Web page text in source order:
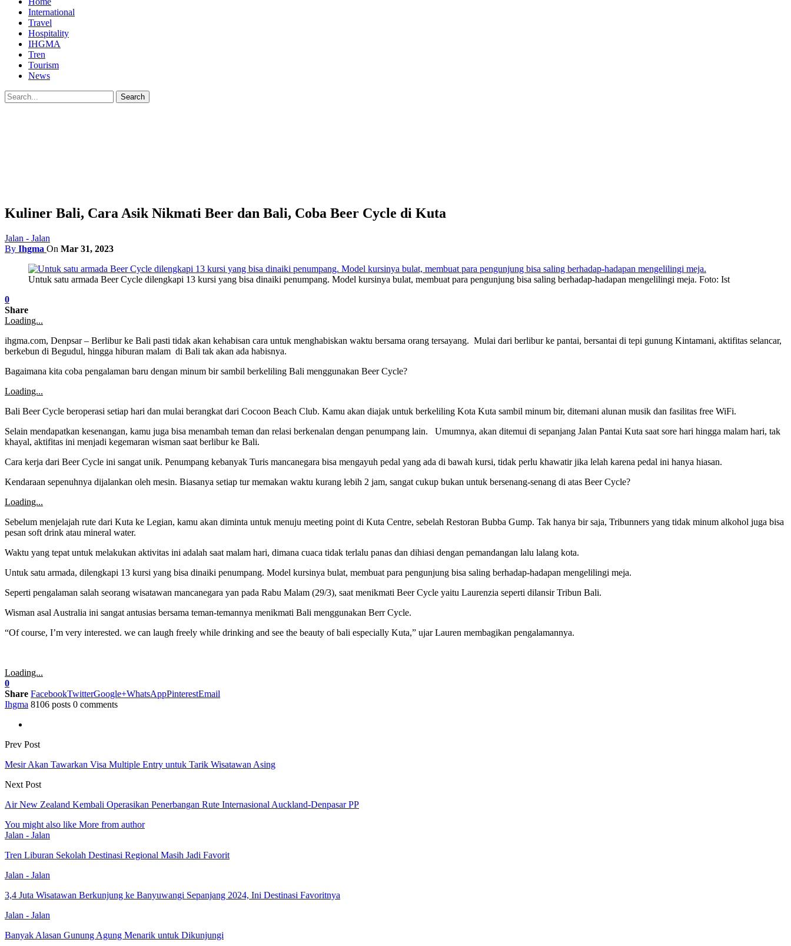
International
Travel
Hospitality
IHGMA
Tren
Tourism
News
Kuliner Bali, Cara Asik Nikmati Beer dan Bali, Coba Beer Cycle di Kuta
Jalan - Jalan
By Ihgma On Mar 31, 2023
Untuk satu armada Beer Cycle dilengkapi 13 kursi yang bisa dinaiki penumpang. Model kursinya bulat, membuat para pengunjung bisa saling berhadap-hadapan mengelilingi meja. Foto: Ist
0
Share
Loading...
ihgma.com, Denpsar – Berlibur ke Bali pasti tidak akan kehabisan cara untuk menghabiskan waktu bersama orang tersayang. Mulai dari berlibur ke pantai, bersantai di tepi gunung Kintamani, aktifitas selancar,
berkebun di Begudul, hingga hiburan malam di Bali tak akan ada habisnya.
Bagaimana kita coba pengalaman baru dengan minum bir sambil berkeliling Bali menggunakan Beer Cycle?
Loading...
Bali Beer Cycle beroperasi setiap hari dan mulai berangkat dari Cocoon Beach Club. Kamu akan diajak untuk berkeliling Kota Kuta sambil minum bir, ditemani alunan musik dan fasilitas free WiFi.
Selain mendapatkan kesenangan, kamu juga bisa menambah teman dan relasi berkenalan dengan penumpang lain. Umumnya, akan ditemui di sepanjang Jalan Pantai Kuta saat sore hari hingga malam hari, tak
khayal, aktifitas ini menjadi kegemaran wisman saat berlibur ke Bali.
Cara kerja dari Beer Cycle ini sangat unik. Penumpang kebanyak Turis mancanegara bisa mengayuh pedal yang ada di bawah kursi, tidak perlu khawatir jika lelah karena pedal ini hanya hiasan.
Kendaraan sepenuhnya dijalankan oleh mesin. Biasanya setiap tur memakan waktu kurang lebih 2 jam, sangat cukup bukan untuk bersenang-senang di atas Beer Cycle?
Loading...
Sebelum menjelajah rute dari Kuta ke Legian, kamu akan diminta untuk menuju meeting point di Kuta Centre, sebelah Restoran Bubba Gump. Tak hanya bir saja, Tribunners yang tidak minum alkohol juga bisa
pesan soft drink atau mineral water.
Waktu yang tepat untuk melakukan aktivitas ini adalah saat malam hari, dimana cuaca tidak terlalu panas dan dihiasi dengan pemandangan lalu lalang kota.
Untuk satu armada, dilengkapi 13 kursi yang bisa dinaiki penumpang. Model kursinya bulat, membuat para pengunjung bisa saling berhadap-hadapan mengelilingi meja.
Seperti pengalaman salah seorang wisatawan mancanegara yan pada Rabu Malam (29/3), saat menikmati Beer Cycle yaitu Laurenzia seperti dilansir Tribun Bali.
Wisman asal Australia ini sangat antusias bersama teman-temannya menikmati Bali menggunakan Berr Cycle.
“Of course, I’m very interested. we can laugh freely while drinking and see the beauty of bali especially Kuta,” ujar Lauren membagikan pengalamannya.
Loading...
0
Share FacebookTwitterGoogle+WhatsAppPinterestEmail
Ihgma 8106 posts 0 comments
Prev Post
Mesir Akan Tawarkan Visa Multiple Entry untuk Tarik Wisatawan Asing
Next Post
Air New Zealand Kembali Operasikan Penerbangan Rute Internasional Auckland-Denpasar PP
You might also like More from author
Jalan - Jalan
Tren Liburan Sekolah Destinasi Regional Masih Jadi Favorit
Jalan - Jalan
3,4 Juta Wisatawan Berkunjung ke Banyuwangi Sepanjang 2024, Ini Destinasi Favoritnya
Jalan - Jalan
Banyak Alasan Gunung Agung Menarik untuk Dikunjungi